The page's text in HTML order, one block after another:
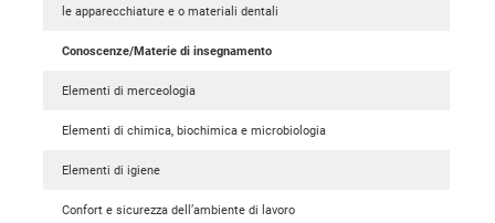
le apparecchiature e o materiali dentali
Conoscenze/Materie di insegnamento
Elementi di merceologia
Elementi di chimica, biochimica e microbiologia
Elementi di igiene
Confort e sicurezza dell’ambiente di lavoro